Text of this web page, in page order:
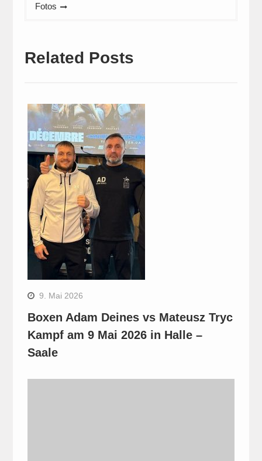
Fotos
Related Posts
9. Mai 2026
Boxen Adam Deines vs Mateusz Tryc
Kampf am 9 Mai 2026 in Halle –
Saale